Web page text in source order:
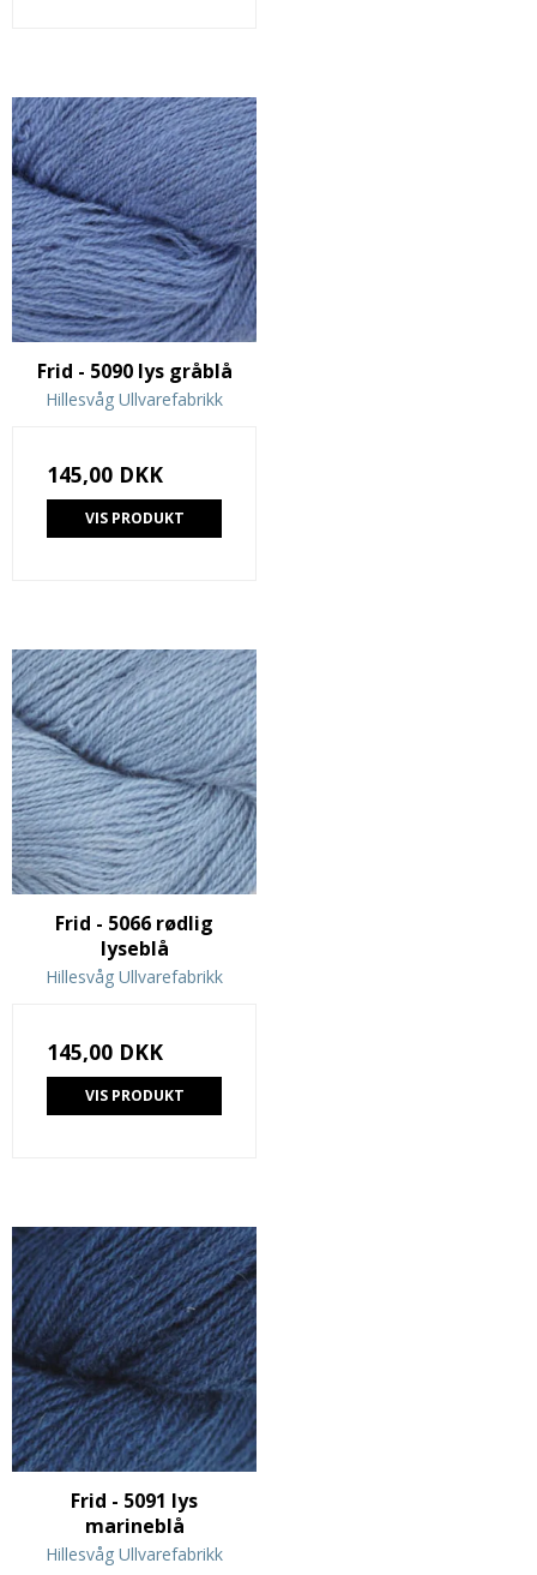
Frid - 5090 lys gråblå
Hillesvåg Ullvarefabrikk
145,00 DKK
VIS PRODUKT
Frid - 5066 rødlig
lyseblå
Hillesvåg Ullvarefabrikk
145,00 DKK
VIS PRODUKT
Frid - 5091 lys
marineblå
Hillesvåg Ullvarefabrikk